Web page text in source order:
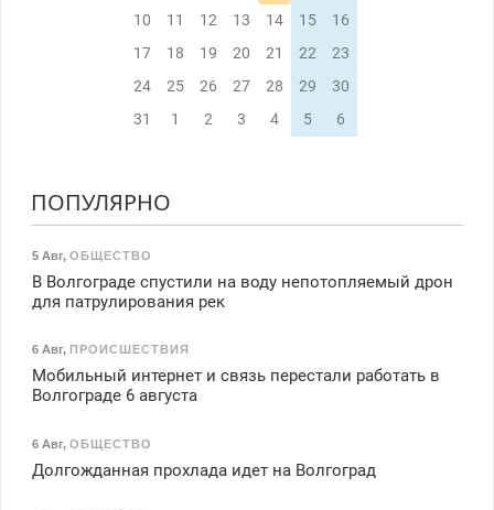
10
11 12 13 14 15
16
17
18 19 20 21 22
23
24
25 26 27 28 29
30
31
1 2 3 4 5 6
ПОПУЛЯРНО
5 Авг, ОБЩЕСТВО
В Волгограде спустили на воду непотопляемый дрон
для патрулирования рек
6 Авг, ПРОИСШЕСТВИЯ
Мобильный интернет и связь перестали работать в
Волгограде 6 августа
6 Авг, ОБЩЕСТВО
Долгожданная прохлада идет на Волгоград